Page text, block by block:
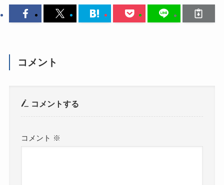
コメント
コメントする
コメント ※